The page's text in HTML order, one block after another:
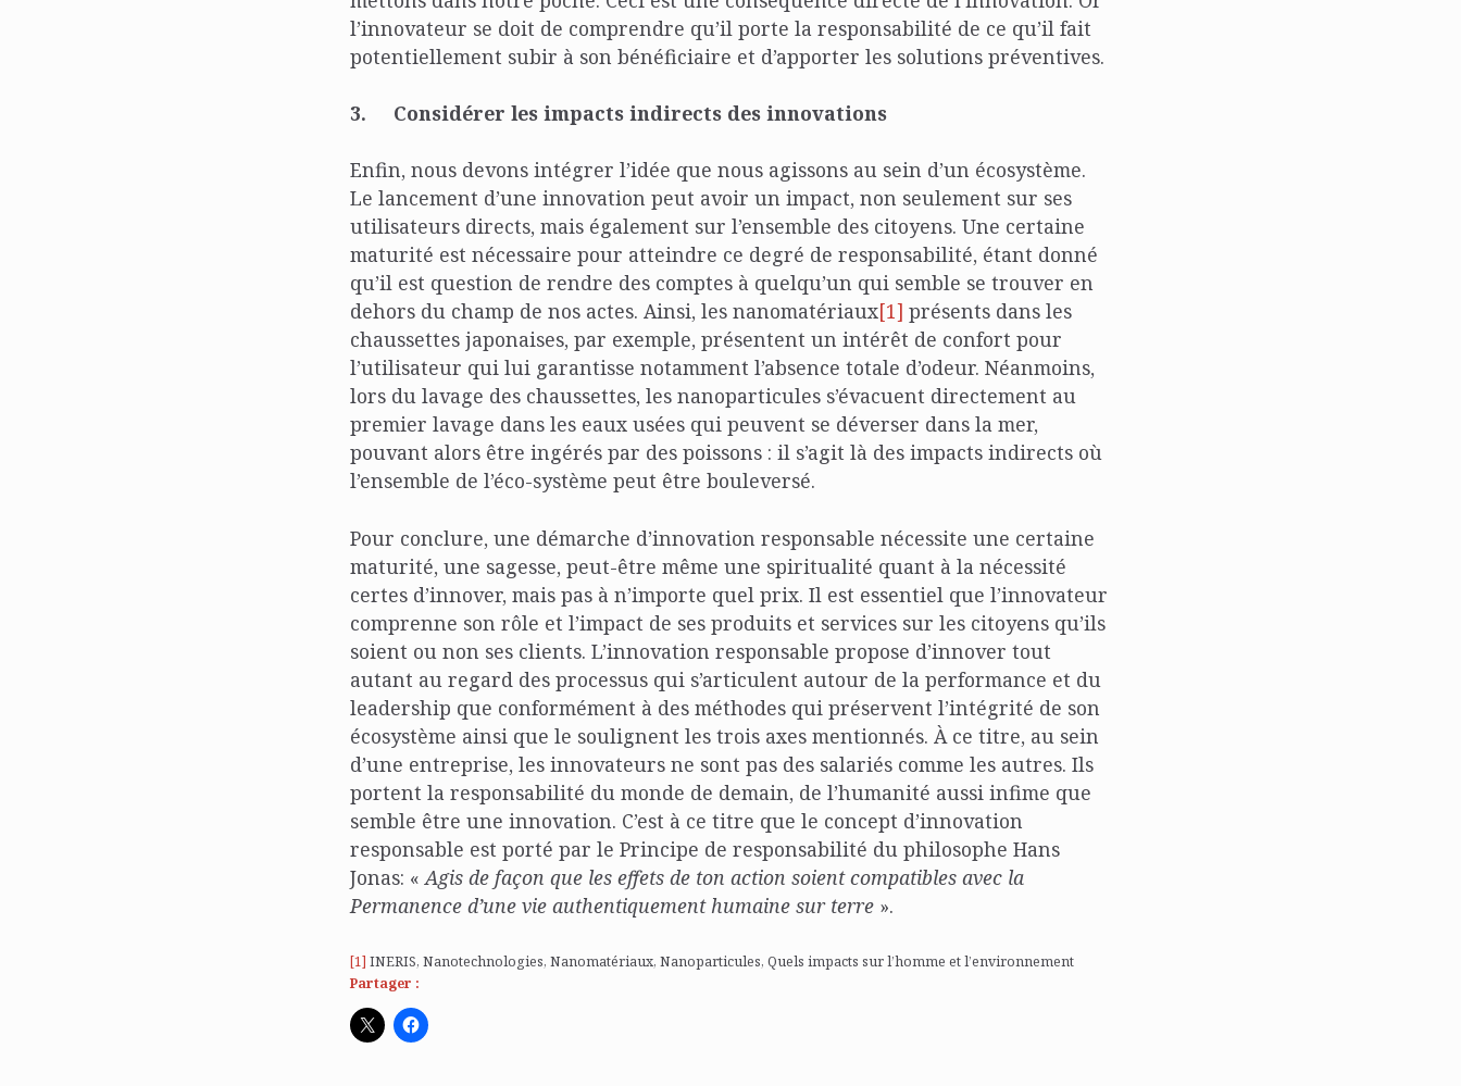
l’innovateur se doit de comprendre qu’il porte la responsabilité de ce qu’il fait
potentiellement subir à son bénéficiaire et d’apporter les solutions préventives.
3. Considérer les impacts indirects des innovations
Enfin, nous devons intégrer l’idée que nous agissons au sein d’un écosystème.
Le lancement d’une innovation peut avoir un impact, non seulement sur ses
utilisateurs directs, mais également sur l’ensemble des citoyens. Une certaine
maturité est nécessaire pour atteindre ce degré de responsabilité, étant donné
qu’il est question de rendre des comptes à quelqu’un qui semble se trouver en
dehors du champ de nos actes. Ainsi, les nanomatériaux[1] présents dans les
chaussettes japonaises, par exemple, présentent un intérêt de confort pour
l’utilisateur qui lui garantisse notamment l’absence totale d’odeur. Néanmoins,
lors du lavage des chaussettes, les nanoparticules s’évacuent directement au
premier lavage dans les eaux usées qui peuvent se déverser dans la mer,
pouvant alors être ingérés par des poissons : il s’agit là des impacts indirects où
l’ensemble de l’éco-système peut être bouleversé.
Pour conclure, une démarche d’innovation responsable nécessite une certaine
maturité, une sagesse, peut-être même une spiritualité quant à la nécessité
certes d’innover, mais pas à n’importe quel prix. Il est essentiel que l’innovateur
comprenne son rôle et l’impact de ses produits et services sur les citoyens qu’ils
soient ou non ses clients. L’innovation responsable propose d’innover tout
autant au regard des processus qui s’articulent autour de la performance et du
leadership que conformément à des méthodes qui préservent l’intégrité de son
écosystème ainsi que le soulignent les trois axes mentionnés. À ce titre, au sein
d’une entreprise, les innovateurs ne sont pas des salariés comme les autres. Ils
portent la responsabilité du monde de demain, de l’humanité aussi infime que
semble être une innovation. C’est à ce titre que le concept d’innovation
responsable est porté par le Principe de responsabilité du philosophe Hans
Jonas: « Agis de façon que les effets de ton action soient compatibles avec la
Permanence d’une vie authentiquement humaine sur terre ».
[1] INERIS, Nanotechnologies, Nanomatériaux, Nanoparticules, Quels impacts sur l’homme et l’environnement
Partager :